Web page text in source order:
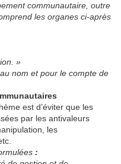
communautaire, outre
les organes ci-après
»
nom et pour le compte de
est d’éviter que les
par les antivaleurs
les
: